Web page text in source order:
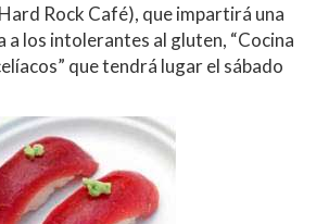
Rock Café), que impartirá una
los intolerantes al gluten, “Cocina
que tendrá lugar el sábado